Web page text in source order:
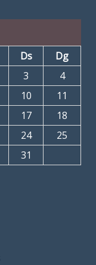
Ds
Dg
3
4
10
11
17
18
24
25
31